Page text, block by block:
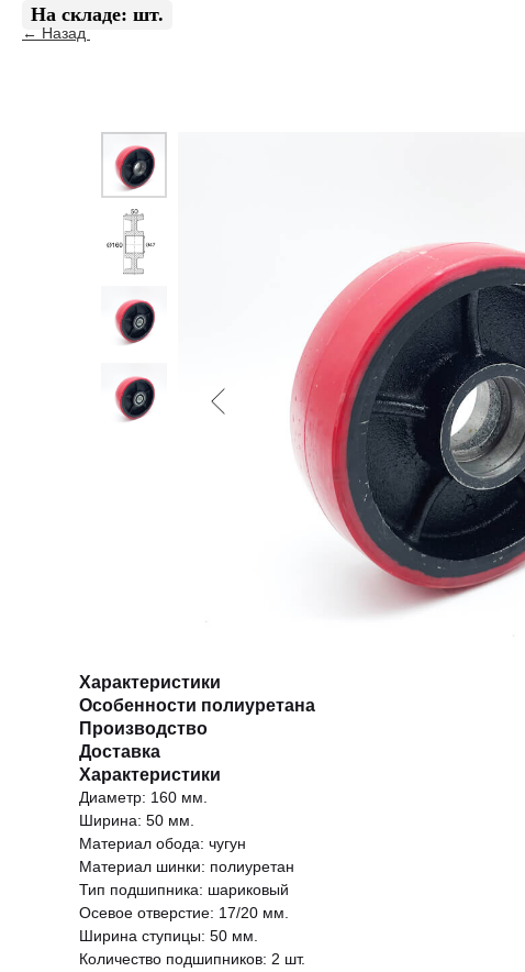
Назад
Характеристики
Особенности полиуретана
Производство
Доставка
Характеристики
Диаметр: 160 мм.
Ширина: 50 мм.
Материал обода: чугун
Материал шинки: полиуретан
Тип подшипника: шариковый
Осевое отверстие: 17/20 мм.
Ширина ступицы: 50 мм.
Количество подшипников: 2 шт.